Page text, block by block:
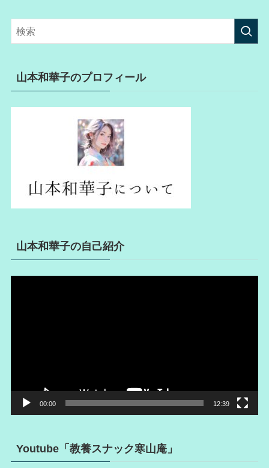
山本和華子のプロフィール
山本和華子の自己紹介
00:00 12:39
Youtube「教養スナック寒山庵」